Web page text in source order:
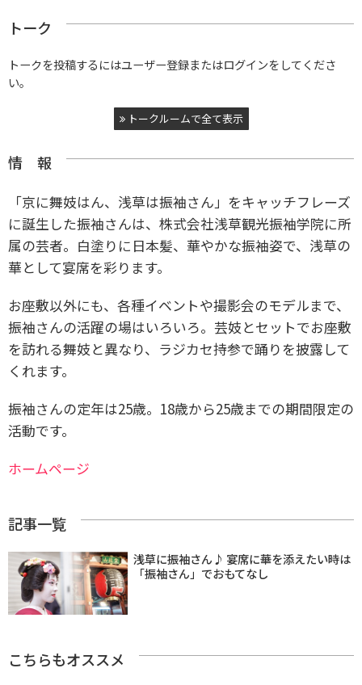
トーク
トークを投稿するにはユーザー登録またはログインをしてくださ
い。
トークルームで全て表示
情 報
「京に舞妓はん、浅草は振袖さん」をキャッチフレーズ
に誕生した振袖さんは、株式会社浅草観光振袖学院に所
属の芸者。白塗りに日本髪、華やかな振袖姿で、浅草の
華として宴席を彩ります。
お座敷以外にも、各種イベントや撮影会のモデルまで、
振袖さんの活躍の場はいろいろ。芸妓とセットでお座敷
を訪れる舞妓と異なり、ラジカセ持参で踊りを披露して
くれます。
振袖さんの定年は25歳。18歳から25歳までの期間限定の
活動です。
ホームページ
記事一覧
浅草に振袖さん♪ 宴席に華を添えたい時は
「振袖さん」でおもてなし
こちらもオススメ